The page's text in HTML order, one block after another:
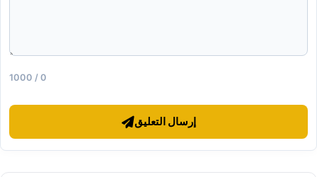
0 / 1000
إرسال التعليق